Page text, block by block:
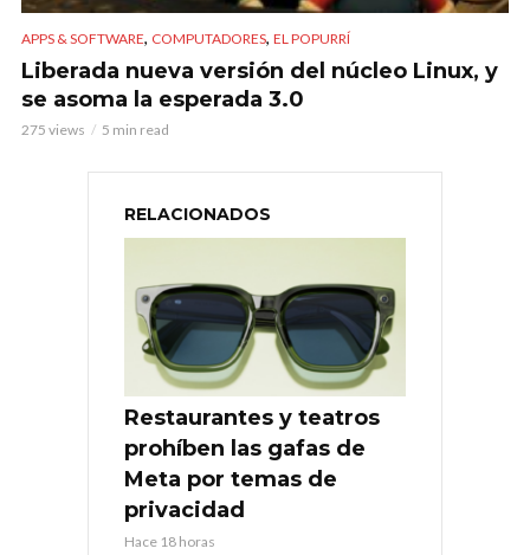
APPS & SOFTWARE, COMPUTADORES, EL POPURRÍ
Liberada nueva versión del núcleo Linux, y
se asoma la esperada 3.0
275 views 5 min read
RELACIONADOS
Restaurantes y teatros
prohíben las gafas de
Meta por temas de
privacidad
Hace 18 horas